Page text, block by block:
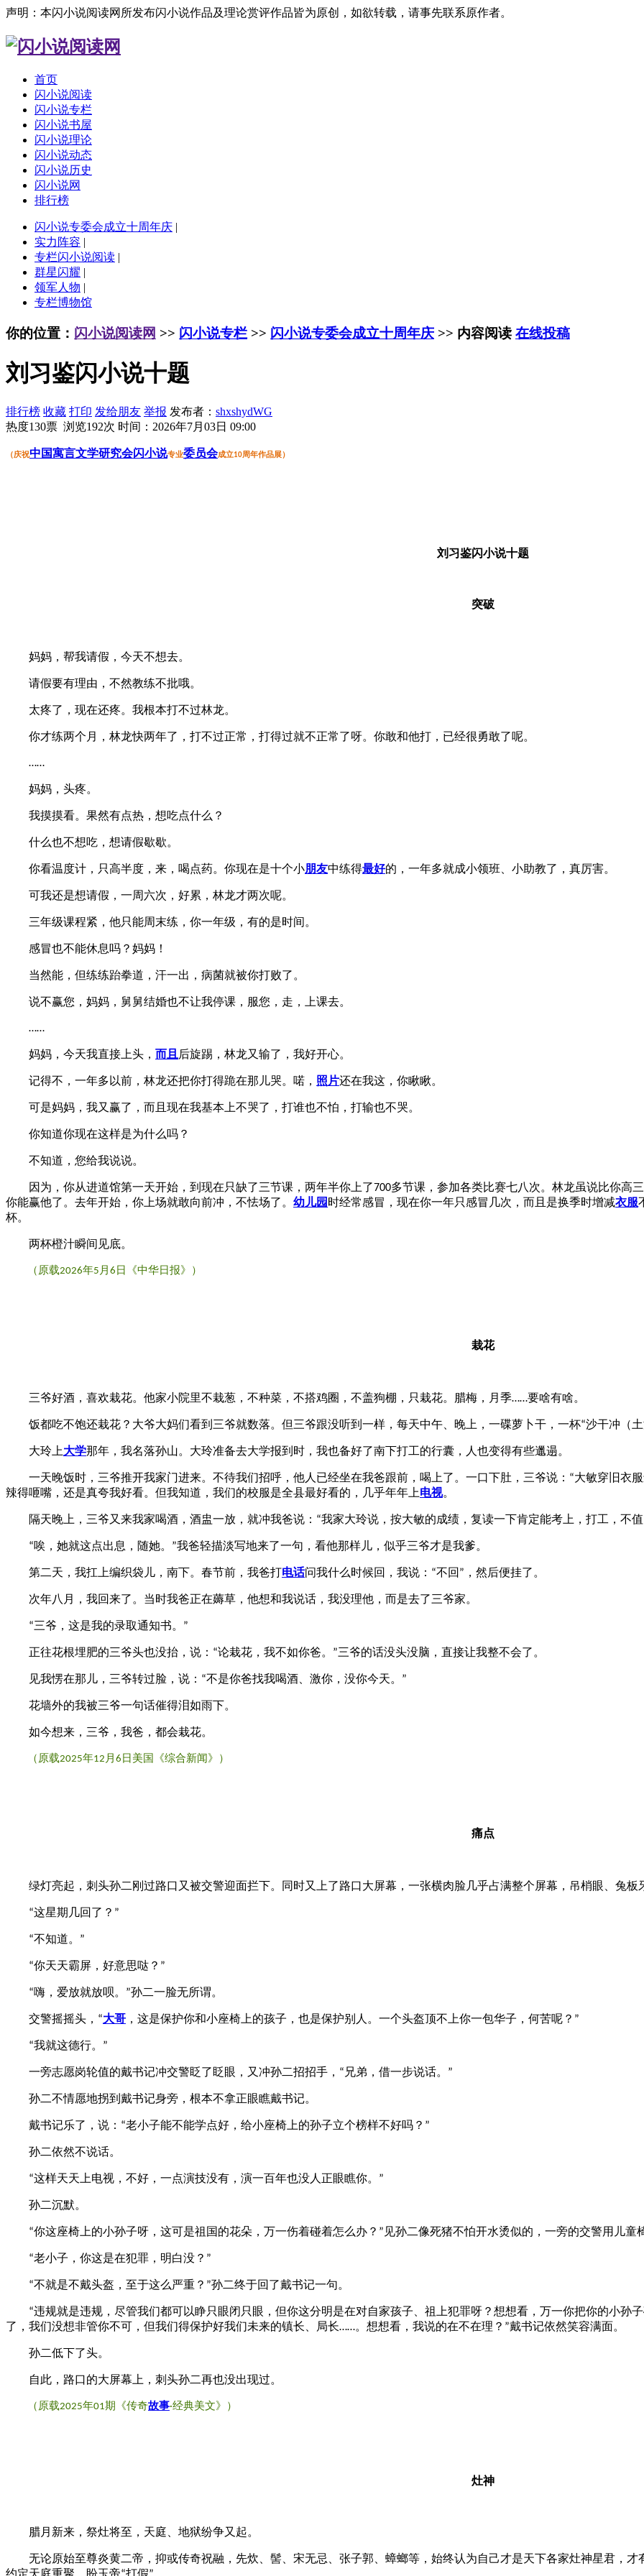
声明：本闪小说阅读网所发布闪小说作品及理论赏评作品皆为原创，如欲转载，请事先联系原作者。
首页
闪小说阅读
闪小说专栏
闪小说书屋
闪小说理论
闪小说动态
闪小说历史
闪小说网
排行榜
闪小说专委会成立十周年庆 |
实力阵容 |
专栏闪小说阅读 |
群星闪耀 |
领军人物 |
专栏博物馆
你的位置： 闪小说阅读网 >> 闪小说专栏 >> 闪小说专委会成立十周年庆 >> 内容阅读 在线投稿
刘习鉴闪小说十题
排行榜 收藏 打印 发给朋友 举报 发布者： shxshydWG
热度130票 浏览192次 时间：2026年7月03日 09:00
（庆祝中国寓言文学研究会闪小说专业委员会成立10周年作品展）
刘习鉴闪小说十题
突破
妈妈，帮我请假，今天不想去。
请假要有理由，不然教练不批哦。
太疼了，现在还疼。我根本打不过林龙。
你才练两个月，林龙快两年了，打不过正常，打得过就不正常了呀。你敢和他打，已经很勇敢了呢。
……
妈妈，头疼。
我摸摸看。果然有点热，想吃点什么？
什么也不想吃，想请假歇歇。
你看温度计，只高半度，来，喝点药。你现在是十个小朋友中练得最好的，一年多就成小领班、小助教了，真厉害。
可我还是想请假，一周六次，好累，林龙才两次呢。
三年级课程紧，他只能周末练，你一年级，有的是时间。
感冒也不能休息吗？妈妈！
当然能，但练练跆拳道，汗一出，病菌就被你打败了。
说不赢您，妈妈，舅舅结婚也不让我停课，服您，走，上课去。
……
妈妈，今天我直接上头， 而且后旋踢，林龙又输了，我好开心。
记得不，一年多以前，林龙还把你打得跪在那儿哭。喏， 照片还在我这，你瞅瞅。
可是妈妈，我又赢了，而且现在我基本上不哭了，打谁也不怕，打输也不哭。
你知道你现在这样是为什么吗？
不知道，您给我说说。
因为，你从进道馆第一天开始，到现在只缺了三节课，两年半你上了700多节课，参加各类比赛七八次。林龙虽说比你高
你能赢他了。去年开始，你上场就敢向前冲，不怯场了。 幼儿园 时经常感冒，现在你一年只感冒几次，而且是换季时增减衣服
杯。
两杯橙汁瞬间见底。
（原载2026年5 月 6 日《中华日报》）
栽花
三爷好酒，喜欢栽花。他家小院里不栽葱，不种菜，不搭鸡圈，不盖狗棚，只栽花。腊梅，月季……要啥有啥。
饭都吃不饱还栽花？大爷大妈们看到三爷就数落。但三爷跟没听到一样，每天中午、晚上，一碟萝卜干，一杯“沙干冲（土
大玲上大学那年，我名落孙山。大玲准备去大学报到时，我也备好了南下打工的行囊，人也变得有些邋遢。
一天晚饭时，三爷推开我家门进来。不待我们招呼，他人已经坐在我爸跟前，喝上了。一口下肚，三爷说： “大敏穿旧衣
辣得咂嘴，还是真夸我好看。但我知道，我们的校服是全县最好看的，几乎年年上电视。
隔天晚上，三爷又来我家喝酒，酒盅一放，就冲我爸说： “我家大玲说，按大敏的成绩，复读一下肯定能考上，打工，不值
“唉，她就这点出息，随她。 ”我爸轻描淡写地来了一句，看他那样儿，似乎三爷才是我爹。
第二天，我扛上编织袋儿，南下。春节前，我爸打电话问我什么时候回，我说： “不回 ” ，然后便挂了。
次年八月，我回来了。当时我爸正在薅草，他想和我说话，我没理他，而是去了三爷家。
“三爷，这是我的录取通知书。 ”
正往花根埋肥的三爷头也没抬，说： “论栽花，我不如你爸。 ”三爷的话没头没脑，直接让我整不会了。
见我愣在那儿，三爷转过脸，说： “不是你爸找我喝酒、激你，没你今天。 ”
花墙外的我被三爷一句话催得泪如雨下。
如今想来，三爷，我爸，都会栽花。
（原载2025年12 月 6 日美国《综合新闻》）
痛点
绿灯亮起，刺头孙二刚过路口又被交警迎面拦下。同时又上了路口大屏幕，一张横肉脸几乎占满整个屏幕，吊梢眼、兔板
“这星期几回了？ ”
“不知道。 ”
“你天天霸屏，好意思哒？ ”
“嗨，爱放就放呗。 ”孙二一脸无所谓。
交警摇摇头， “大哥 ，这是保护你和小座椅上的孩子，也是保护别人。一个头盔顶不上你一包华子，何苦呢？ ”
“我就这德行。 ”
一旁志愿岗轮值的戴书记冲交警眨了眨眼，又冲孙二招招手， “ 兄弟，借一步说话。 ”
孙二不情愿地拐到戴书记身旁，根本不拿正眼瞧戴书记。
戴书记乐了，说： “老小子能不能学点好，给小座椅上的孙子立个榜样不好吗？ ”
孙二依然不说话。
“这样天天上电视，不好，一点演技没有，演一百年也没人正眼瞧你。 ”
孙二沉默。
“你这座椅上的小孙子呀，这可是祖国的花朵，万一伤着碰着怎么办？ ” 见孙二像死猪不怕开水烫似的，一旁的交警用儿童
“老小子，你这是在犯罪，明白没？ ”
“不就是不戴头盔，至于这么严重？ ”孙二终于回了戴书记一句。
“违规就是违规，尽管我们都可以睁只眼闭只眼，但你这分明是在对自家孩子、祖上犯罪呀？想想看，万一你把你的小孙
了，我们没想非管你不可，但我们得保护好我们未来的镇长、局长……。想想看，我说的在不在理？ ”戴书记依然笑容满面。
孙二低下了头。
自此，路口的大屏幕上，刺头孙二再也没出现过。
（原载2025年01期《传奇故事·经典美文》）
灶神
腊月新来，祭灶将至，天庭、地狱纷争又起。
无论原始至尊炎黄二帝，抑或传奇祝融，先炊、髻、宋无忌、张子郭、蟑螂等，始终认为自己才是天下各家灶神星君，才